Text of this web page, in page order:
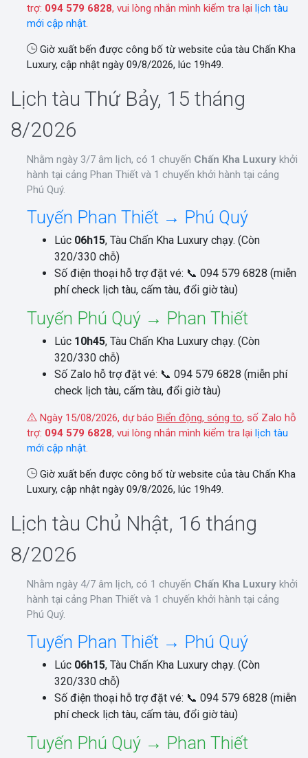
trợ: 094 579 6828, vui lòng nhắn mình kiểm tra lại lịch tàu
mới cập nhật.
Giờ xuất bến được công bố từ website của tàu Chấn Kha
Luxury, cập nhật ngày 09/8/2026, lúc 19h49.
Lịch tàu Thứ Bảy, 15 tháng
8/2026
Nhằm ngày 3/7 âm lịch, có 1 chuyến Chấn Kha Luxury khởi
hành tại cảng Phan Thiết và 1 chuyến khởi hành tại cảng
Phú Quý.
Tuyến Phan Thiết → Phú Quý
Lúc 06h15, Tàu Chấn Kha Luxury chạy. (Còn
320/330 chỗ)
Số điện thoại hỗ trợ đặt vé: 📞 094 579 6828 (miễn
phí check lịch tàu, cấm tàu, đổi giờ tàu)
Tuyến Phú Quý → Phan Thiết
Lúc 10h45, Tàu Chấn Kha Luxury chạy. (Còn
320/330 chỗ)
Số Zalo hỗ trợ đặt vé: 📞 094 579 6828 (miễn phí
check lịch tàu, cấm tàu, đổi giờ tàu)
Ngày 15/08/2026, dự báo Biển động, sóng to, số Zalo hỗ
trợ: 094 579 6828, vui lòng nhắn mình kiểm tra lại lịch tàu
mới cập nhật.
Giờ xuất bến được công bố từ website của tàu Chấn Kha
Luxury, cập nhật ngày 09/8/2026, lúc 19h49.
Lịch tàu Chủ Nhật, 16 tháng
8/2026
Nhằm ngày 4/7 âm lịch, có 1 chuyến Chấn Kha Luxury khởi
hành tại cảng Phan Thiết và 1 chuyến khởi hành tại cảng
Phú Quý.
Tuyến Phan Thiết → Phú Quý
Lúc 06h15, Tàu Chấn Kha Luxury chạy. (Còn
320/330 chỗ)
Số điện thoại hỗ trợ đặt vé: 📞 094 579 6828 (miễn
phí check lịch tàu, cấm tàu, đổi giờ tàu)
Tuyến Phú Quý → Phan Thiết